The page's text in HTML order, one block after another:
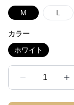
M L
カラー
ホワイト
1